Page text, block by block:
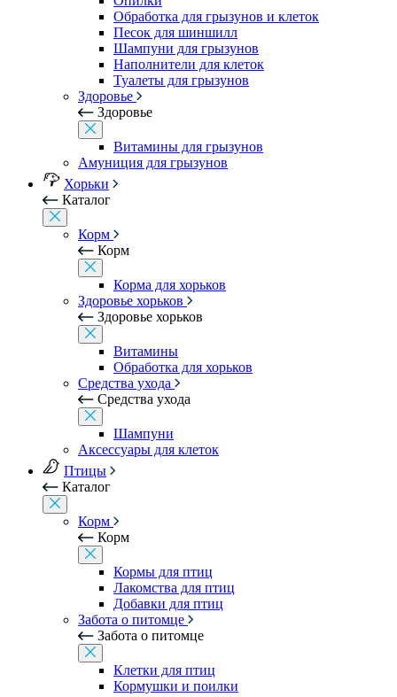
Обработка для грызунов и клеток
Песок для шиншилл
Шампуни для грызунов
Наполнители для клеток
Туалеты для грызунов
Здоровье
Здоровье
Витамины для грызунов
Амуниция для грызунов
Хорьки
Каталог
Корм
Корм
Корма для хорьков
Здоровье хорьков
Здоровье хорьков
Витамины
Обработка для хорьков
Средства ухода
Средства ухода
Шампуни
Аксессуары для клеток
Птицы
Каталог
Корм
Корм
Кормы для птиц
Лакомства для птиц
Добавки для птиц
Забота о питомце
Забота о питомце
Клетки для птиц
Кормушки и поилки